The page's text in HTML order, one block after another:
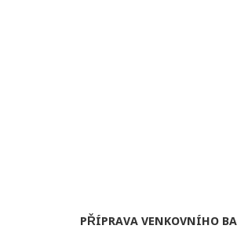
PŘÍPRAVA VENKOVNÍHO